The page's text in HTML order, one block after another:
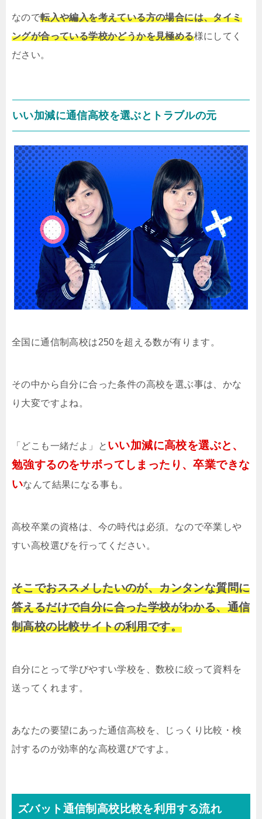
なので転入や編入を考えている方の場合には、タイミ
ングが合っている学校かどうかを見極める様にしてく
ださい。
いい加減に通信高校を選ぶとトラブルの元
全国に通信制高校は250を超える数が有ります。
その中から自分に合った条件の高校を選ぶ事は、かな
り大変ですよね。
「どこも一緒だよ」と いい加減に高校を選ぶと、
勉強するのをサボってしまったり、卒業できな
いなんて結果になる事も。
高校卒業の資格は、今の時代は必須。なので卒業しや
すい高校選びを行ってください。
そこでおススメしたいのが、カンタンな質問に
答えるだけで自分に合った学校がわかる、通信
制高校の比較サイトの利用です。
自分にとって学びやすい学校を、数校に絞って資料を
送ってくれます。
あなたの要望にあった通信高校を、じっくり比較・検
討するのが効率的な高校選びですよ。
ズバット通信制高校比較を利用する流れ